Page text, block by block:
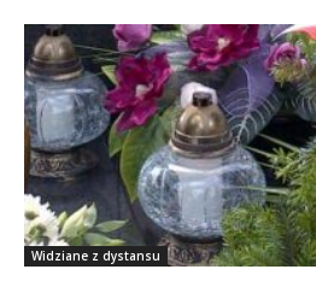
Widziane z dystansu